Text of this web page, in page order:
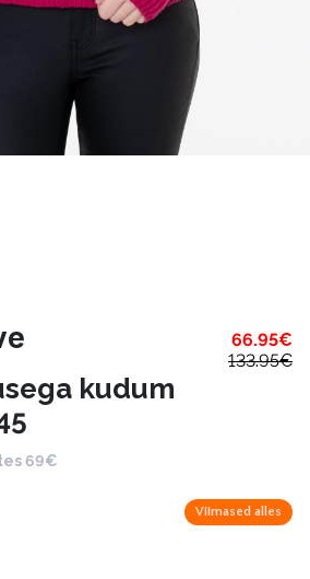
66.95€
133.95€
kudum
69€
Viimased alles